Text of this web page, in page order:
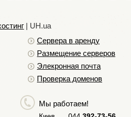
| UH.ua
Сервера в аренду
Размещение серверов
Элекронная почта
Проверка доменов
Мы работаем!